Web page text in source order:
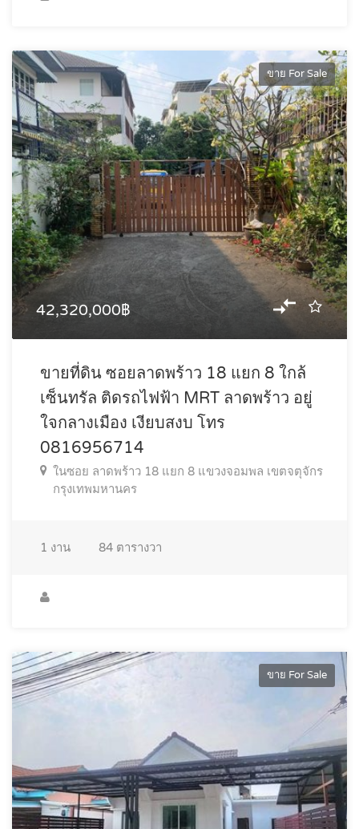
ขาย For Sale
42,320,000฿
ขายที่ดิน ซอยลาดพร้าว 18 แยก 8 ใกล้
เซ็นทรัล ติดรถไฟฟ้า MRT ลาดพร้าว อยู่
ใจกลางเมือง เงียบสงบ โทร
0816956714
ในซอย ลาดพร้าว 18 แยก 8 แขวงจอมพล เขตจตุจักร
กรุงเทพมหานคร
1 งาน 84 ตารางวา
ขาย For Sale